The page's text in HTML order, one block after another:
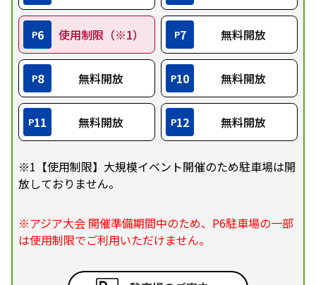
P6 使用制限（※1） P7 無料開放
P8 無料開放 P10 無料開放
P11 無料開放 P12 無料開放
※1【使用制限】大規模イベント開催のため駐車場は開
放しておりません。
※アジア大会 開催準備期間中のため、P6駐車場の一部
は使用制限でご利用いただけません。